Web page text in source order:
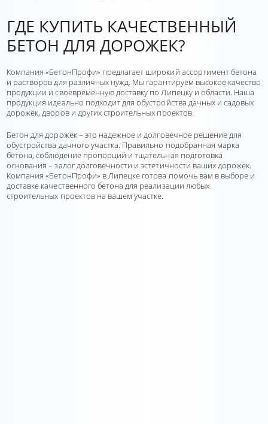
ГДЕ КУПИТЬ КАЧЕСТВЕННЫЙ
БЕТОН ДЛЯ ДОРОЖЕК?
Компания «БетонПрофи» предлагает широкий ассортимент бетона
и растворов для различных нужд. Мы гарантируем высокое качество
продукции и своевременную доставку по Липецку и области. Наша
продукция идеально подходит для обустройства дачных и садовых
дорожек, дворов и других строительных проектов.
Бетон для дорожек – это надежное и долговечное решение для
обустройства дачного участка. Правильно подобранная марка
бетона, соблюдение пропорций и тщательная подготовка
основания – залог долговечности и эстетичности ваших дорожек.
Компания «БетонПрофи» в Липецке готова помочь вам в выборе и
доставке качественного бетона для реализации любых
строительных проектов на вашем участке.